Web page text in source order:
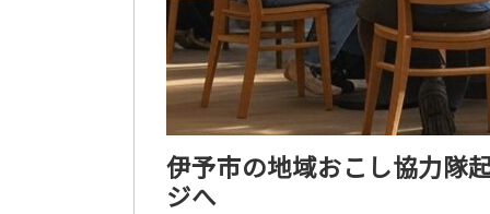
伊予市の地域おこし協力隊
ジへ